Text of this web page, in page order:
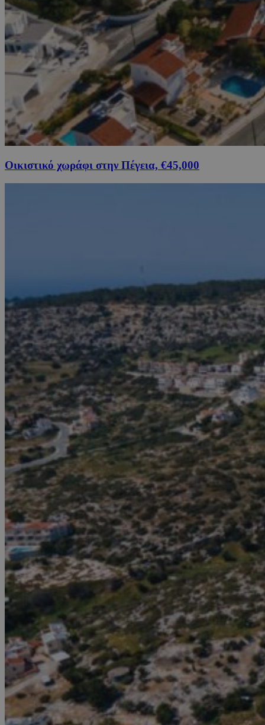
Οικιστικό χωράφι στην Πέγεια, €45,000